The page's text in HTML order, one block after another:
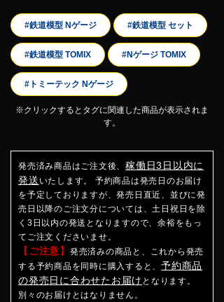
#鉄道模型 Nゲージ #鉄道模型 セット
#鉄道模型 TOMIX #Nゲージ TOMIX
#トミーテック Nゲージ
※クリックするとタグに関連した商品が表示されま
す。
発売済み商品はご注文後、 稼働日3日以内に
発送 いたします。 予約商品は発売日のお届け
を予定しておりますが、発売日直近、並びに発
売日以降のご注文分については、土日祝日を除
く3日以内の発送となりますので、余裕をもっ
てご注文くださいませ。
【ご注意】 発売済みの商品と、これから発売
する予約商品を同時に購入すると、 予約商品
の発売日に合わせたお届け となります。
別々のお届けとはなりません。